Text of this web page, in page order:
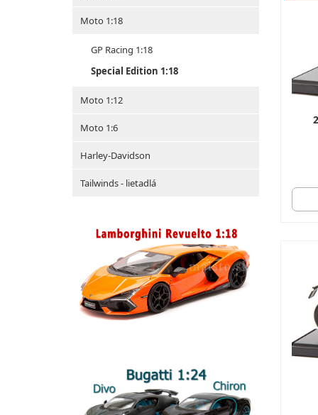
Moto 1:18
GP Racing 1:18
Special Edition 1:18
Moto 1:12
Moto 1:6
Harley-Davidson
Tailwinds - lietadlá